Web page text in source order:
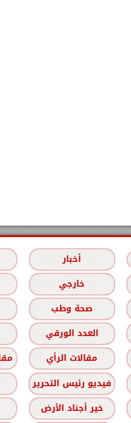
أخبار
خارجي
صحة وطب
العدد الورقي
مقالات الرأي
فيديو رئيس التحرير
خير أجناد الأرض